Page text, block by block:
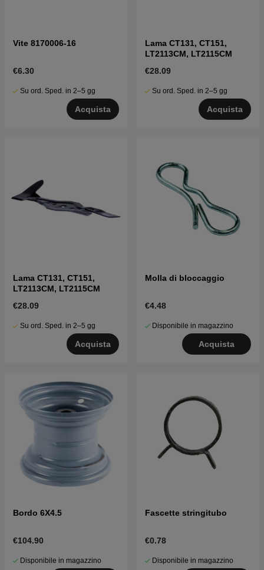
Vite 8170006-16
€6.30
Su ord. Sped. in 2–5 gg
Acquista
Lama CT131, CT151,
LT2113CM, LT2115CM
€28.09
Su ord. Sped. in 2–5 gg
Acquista
Lama CT131, CT151,
LT2113CM, LT2115CM
€28.09
Su ord. Sped. in 2–5 gg
Acquista
Molla di bloccaggio
€4.48
Disponibile in magazzino
Acquista
Bordo 6X4.5
€104.90
Disponibile in magazzino
Fascette stringitubo
€0.78
Disponibile in magazzino